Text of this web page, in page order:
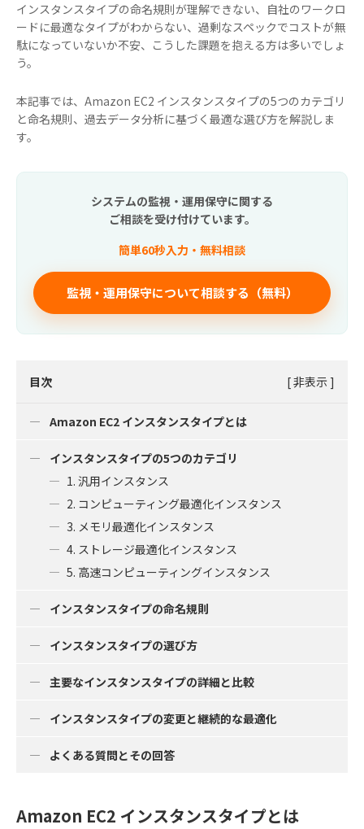
インスタンスタイプの命名規則が理解できない、自社のワークロ
ードに最適なタイプがわからない、過剰なスペックでコストが無
駄になっていないか不安、こうした課題を抱える方は多いでしょ
う。
本記事では、Amazon EC2 インスタンスタイプの5つのカテゴリ
と命名規則、過去データ分析に基づく最適な選び方を解説しま
す。
システムの監視・運用保守に関する
ご相談を受け付けています。
簡単60秒入力・無料相談
監視・運用保守について相談する（無料）
目次 [非表示 ]
Amazon EC2 インスタンスタイプとは
インスタンスタイプの5つのカテゴリ
1. 汎用インスタンス
2. コンピューティング最適化インスタンス
3. メモリ最適化インスタンス
4. ストレージ最適化インスタンス
5. 高速コンピューティングインスタンス
インスタンスタイプの命名規則
インスタンスタイプの選び方
主要なインスタンスタイプの詳細と比較
インスタンスタイプの変更と継続的な最適化
よくある質問とその回答
Amazon EC2 インスタンスタイプとは